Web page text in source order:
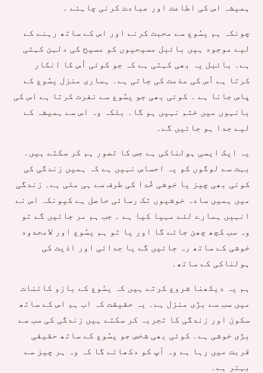
ہمیشہ اس کی اطاعت اور عبادت کرنی چاہئے ۔
چونکہ ہم یسُوع سے محبت کرنے اور اس کے ساتھ رہنے کے
لیے موجود ہیں بائبل مسیحیوں کو مسیح کی دلہن کہتی
ہے۔ بائبل یہ بھی کہتی ہے کہ جو کوئی اُس کا انکار
کرتا ہے اُس کی مذمت کی جاتی ہے۔ ہماری منزل یسُوع کے
پاس جانا ہے ۔ کوئی بھی جو یسُوع سے نفرت کرتا ہے اس کی
بانہوں میں ختم نہیں ہو گا۔ بلکہ وہ اس سے ہمیشہ کے
لیے جدا ہو جائیں گے۔
یہ ایک ایسی ہولناکی ہے جس کا تصور ہم کر سکتے ہیں۔
بہت سے لوگوں کو یہ احساس نہیں ہے کہ ہمیں زندگی کی
کوئی بھی چیز یا خوشی خُدا کی طرف سے ہی ملی ہے۔ زندگی
میں ہمیں سادہ خوشیوں تک رسائی حاصل ہے کیونکہ اس نے
انہیں ہمارے لئے مہیا کیا ہے ۔ جب ہم مر جائیں گے تو
وہ سب کچھ چھن جائے گا اور یا تو ہم یسُوع اور لامحدود
خوشی کے ساتھ رہ جائیں گے یا جدائی اور اذیت کی
ہولناکی کے ساتھ۔
ہم یہ دیکھنا شروع کرتے ہیں کہ یسُوع کے بازو کائنات
میں سب سے بڑی منزل ہے۔ یہ حقیقت کہ اب ہم اس کے ساتھ
سکون اور زندگی کا تجربہ کر سکتے ہیں زندگی کی سب سے
بڑی خوشی ہے۔ کوئی بھی شخص جو یسُوع کے ساتھ حقیقی
قربت میں رہا ہے وہ آپ کو دکھائے گا کہ وہ ہر چیز سے
بہتر ہے۔